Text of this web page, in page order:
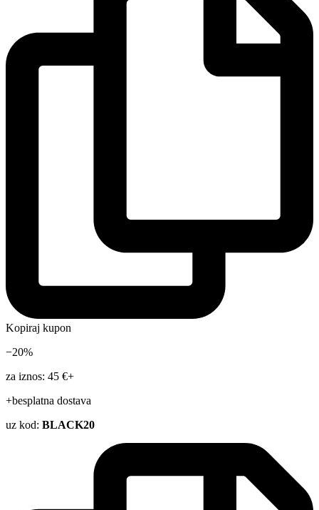
Kopiraj kupon
−20%
za iznos: 45 €+
+besplatna dostava
uz kod: BLACK20